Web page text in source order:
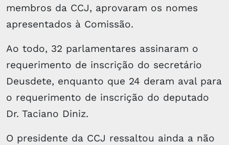
membros da CCJ, aprovaram os nomes
apresentados à Comissão.
Ao todo, 32 parlamentares assinaram o
requerimento de inscrição do secretário
Deusdete, enquanto que 24 deram aval para
o requerimento de inscrição do deputado
Dr. Taciano Diniz.
O presidente da CCJ ressaltou ainda a não